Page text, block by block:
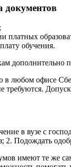
документов
платных
обучения.
дополнительно
в любом офисе
требуются.
в вузе с
2. Подождать
имеют те же